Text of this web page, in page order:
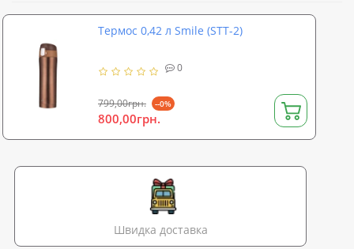
Термос 0,42 л Smile (STT-2)
0
799,00грн. --0%
800,00грн.
Швидка доставка